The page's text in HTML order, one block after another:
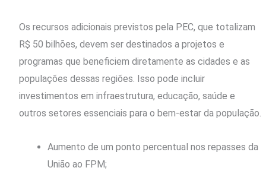
Os recursos adicionais previstos pela PEC, que totalizam
R$ 50 bilhões, devem ser destinados a projetos e
programas que beneficiem diretamente as cidades e as
populações dessas regiões. Isso pode incluir
investimentos em infraestrutura, educação, saúde e
outros setores essenciais para o bem-estar da população.
Aumento de um ponto percentual nos repasses da
União ao FPM;